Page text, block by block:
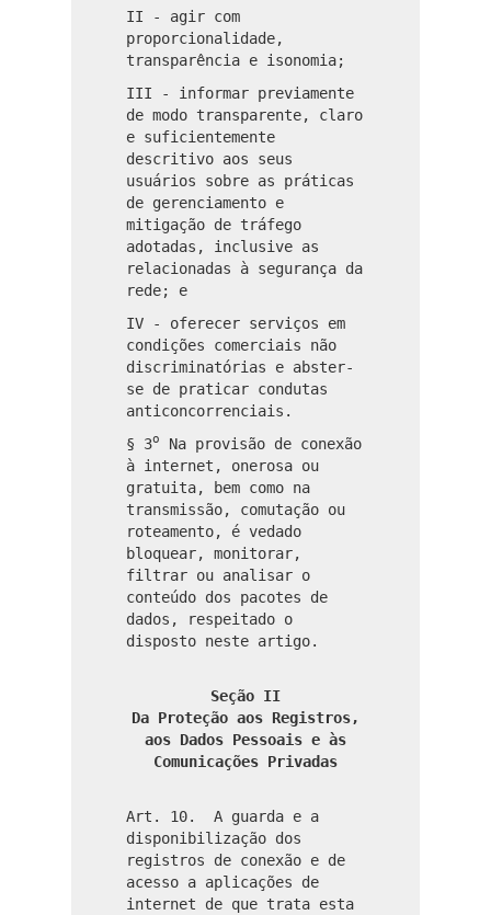
II - agir com
proporcionalidade,
transparência e isonomia;
III - informar previamente
de modo transparente, claro
e suficientemente
descritivo aos seus
usuários sobre as práticas
de gerenciamento e
mitigação de tráfego
adotadas, inclusive as
relacionadas à segurança da
rede; e
IV - oferecer serviços em
condições comerciais não
discriminatórias e abster-
se de praticar condutas
anticoncorrenciais.
§ 3o
Na provisão de conexão
à internet, onerosa ou
gratuita, bem como na
transmissão, comutação ou
roteamento, é vedado
bloquear, monitorar,
filtrar ou analisar o
conteúdo dos pacotes de
dados, respeitado o
disposto neste artigo.
Seção II
Da Proteção aos Registros,
aos Dados Pessoais e às
Comunicações Privadas
Art. 10. A guarda e a
disponibilização dos
registros de conexão e de
acesso a aplicações de
internet de que trata esta